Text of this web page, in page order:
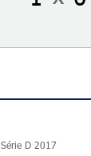
D 2017